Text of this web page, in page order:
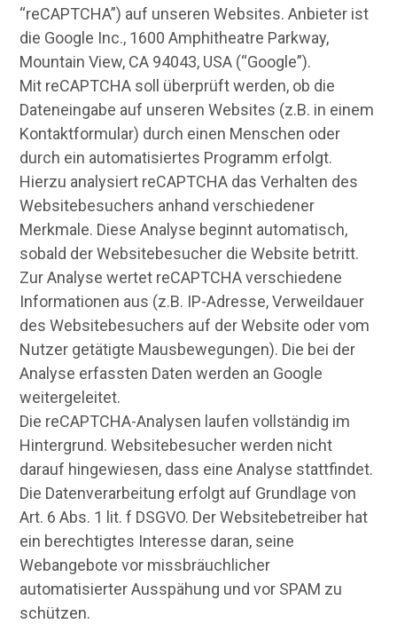
“reCAPTCHA”) auf unseren Websites. Anbieter ist
die Google Inc., 1600 Amphitheatre Parkway,
Mountain View, CA 94043, USA (“Google”).
Mit reCAPTCHA soll überprüft werden, ob die
Dateneingabe auf unseren Websites (z.B. in einem
Kontaktformular) durch einen Menschen oder
durch ein automatisiertes Programm erfolgt.
Hierzu analysiert reCAPTCHA das Verhalten des
Websitebesuchers anhand verschiedener
Merkmale. Diese Analyse beginnt automatisch,
sobald der Websitebesucher die Website betritt.
Zur Analyse wertet reCAPTCHA verschiedene
Informationen aus (z.B. IP-Adresse, Verweildauer
des Websitebesuchers auf der Website oder vom
Nutzer getätigte Mausbewegungen). Die bei der
Analyse erfassten Daten werden an Google
weitergeleitet.
Die reCAPTCHA-Analysen laufen vollständig im
Hintergrund. Websitebesucher werden nicht
darauf hingewiesen, dass eine Analyse stattfindet.
Die Datenverarbeitung erfolgt auf Grundlage von
Art. 6 Abs. 1 lit. f DSGVO. Der Websitebetreiber hat
ein berechtigtes Interesse daran, seine
Webangebote vor missbräuchlicher
automatisierter Ausspähung und vor SPAM zu
schützen.